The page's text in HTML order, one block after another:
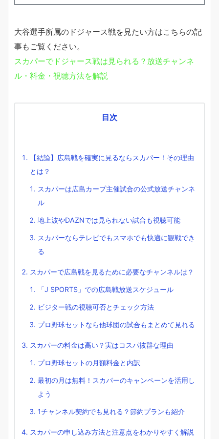
大谷選手所属のドジャース戦を見たい方はこちらの記
事もご覧ください。
スカパーでドジャース戦は見られる？放送チャンネ
ル・料金・視聴方法を解説
目次
【結論】広島戦を確実に見るならスカパー！その理由
とは？
スカパーは広島カープ主催試合の公式放送チャンネ
ル
地上波やDAZNでは見られない試合も視聴可能
スカパーならテレビでもスマホでも快適に観戦でき
る
スカパーで広島戦を見るために必要なチャンネルは？
「J SPORTS」での広島戦放送スケジュール
ビジター戦の視聴可否とチェック方法
プロ野球セットなら他球団の試合もまとめて見れる
スカパーの料金は高い？実はコスパ抜群な理由
プロ野球セットの月額料金と内訳
最初の月は無料！スカパーのキャンペーンを活用し
よう
1チャンネル契約でも見れる？節約プランも紹介
スカパーの申し込み方法と注意点をわかりやすく解説